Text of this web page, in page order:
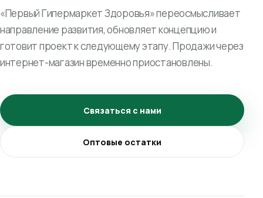
«Первый Гипермаркет Здоровья» переосмысливает
направление развития, обновляет концепцию и
готовит проект к следующему этапу. Продажи через
интернет-магазин временно приостановлены.
Связаться с нами
Оптовые остатки